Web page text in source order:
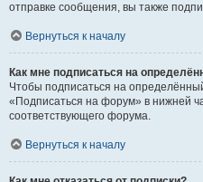
отправке сообщения, вы также
Вернуться к началу
Как мне подписаться на
Чтобы подписаться на
«Подписаться на форум» в нижней
соответствующего форума.
Вернуться к началу